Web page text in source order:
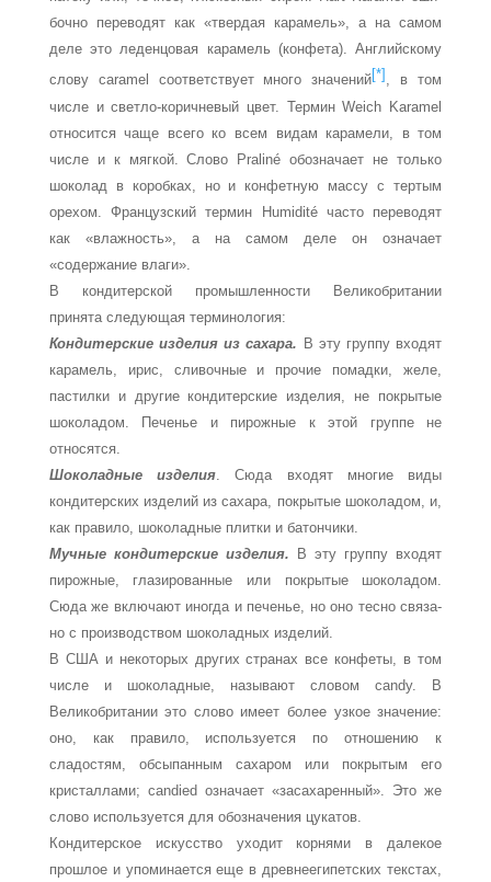
бочно переводят как «твердая карамель», а на самом
деле это леденцовая карамель (конфета). Английскому
слову caramel соответствует много значений[*] , в том
числе и светло-коричневый цвет. Термин Weich Karamel
относится чаще всего ко всем видам карамели, в том
числе и к мягкой. Слово Praliné обозначает не только
шоколад в ко­робках, но и конфетную массу с тертым
орехом. Французский термин Humidité часто переводят
как «влажность», а на самом деле он означает
«содержание влаги».
В кондитерской промышленности Великобритании
принята следующая терми­нология:
Кондитерские изделия из сахара. В эту группу входят
карамель, ирис, сливоч­ные и прочие помадки, желе,
пастилки и другие кондитерские изделия, не покрытые
шоколадом. Печенье и пирожные к этой группе не
относятся.
Шоколадные изделия . Сюда входят многие виды
кондитерских изделий из саха­ра, покрытые шоколадом, и,
как правило, шоколадные плитки и батончики.
Мучные кондитерские изделия. В эту группу входят
пирожные, глазированные или покрытые шоколадом.
Сюда же включают иногда и печенье, но оно тесно связа­
но с производством шоколадных изделий.
В США и некоторых других странах все конфеты, в том
числе и шоколадные, на­зывают словом candy. В
Великобритании это слово имеет более узкое значение:
оно, как правило, используется по отношению к
сладостям, обсыпанным сахаром или покрытым его
кристаллами; candied означает «засахаренный». Это же
слово ис­пользуется для обозначения цукатов.
Кондитерское искусство уходит корнями в далекое
прошлое и упоминается еще в древнеегипетских текстах,